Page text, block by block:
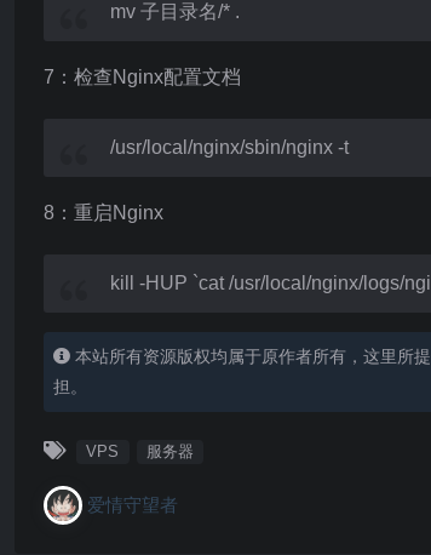
mv 子目录名/* .
7：检查Nginx配置文档
/usr/local/nginx/sbin/nginx -t
8：重启Nginx
kill -HUP `cat /usr/local/nginx/logs/
本站所有资源版权均属于原作者所有，这里所
担。
VPS 服务器
爱情守望者